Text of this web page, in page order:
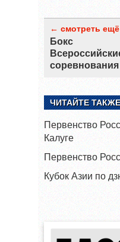
← смотреть ещё
Бокс
соревнования
ЧИТАЙТЕ ТАКЖЕ
Первенство
Калуге
Первенство
Кубок Азии по